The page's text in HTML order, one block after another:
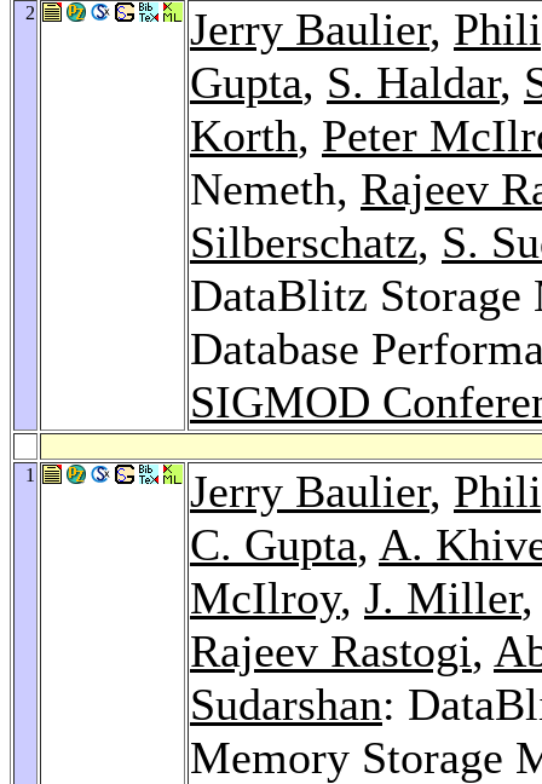
2 Jerry Baulier,
Gupta, S. Haldar,
Korth, Peter
Nemeth, Rajeev
Silberschatz, S.
DataBlitz
Database
SIGMOD
1 Jerry Baulier,
C. Gupta, A.
McIlroy, J. Miller
Rajeev Rastogi,
Sudarshan:
Memory Storage